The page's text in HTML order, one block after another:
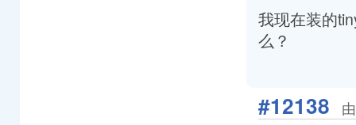
我现在装的
么？
#12138